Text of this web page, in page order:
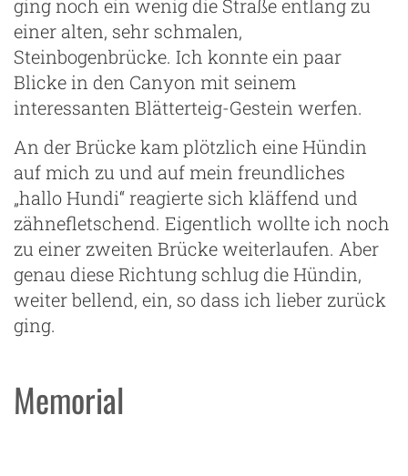
ging noch ein wenig die Straße entlang zu
einer alten, sehr schmalen,
Steinbogenbrücke. Ich konnte ein paar
Blicke in den Canyon mit seinem
interessanten Blätterteig-Gestein werfen.
An der Brücke kam plötzlich eine Hündin
auf mich zu und auf mein freundliches
„hallo Hundi“ reagierte sich kläffend und
zähnefletschend. Eigentlich wollte ich noch
zu einer zweiten Brücke weiterlaufen. Aber
genau diese Richtung schlug die Hündin,
weiter bellend, ein, so dass ich lieber zurück
ging.
Memorial